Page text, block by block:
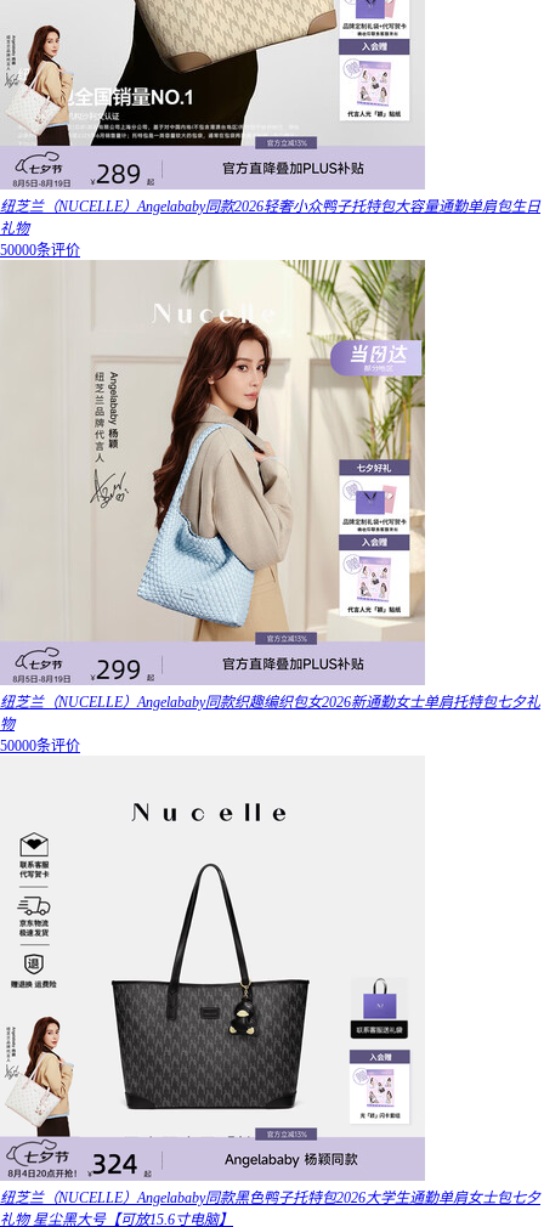
纽芝兰（NUCELLE）Angelababy同款2026轻奢小众鸭子托特包大容量通勤单肩包生日
礼物
50000条评价
纽芝兰（NUCELLE）Angelababy同款织趣编织包女2026新通勤女士单肩托特包七夕礼
物
50000条评价
纽芝兰（NUCELLE）Angelababy同款黑色鸭子托特包2026大学生通勤单肩女士包七夕
礼物 星尘黑大号【可放15.6寸电脑】